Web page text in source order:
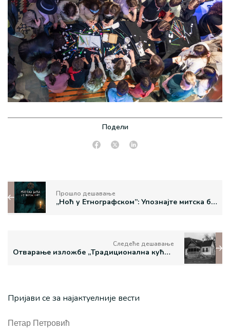
Подели
Прошло дешавање
„Ноћ у Етнографском”: Упознајте митска бића
Следеће дешавање
Отварање изложбе „Традиционална кућа Горњег Подриња” у Манаковој кући
Пријави се за најактуелније вести